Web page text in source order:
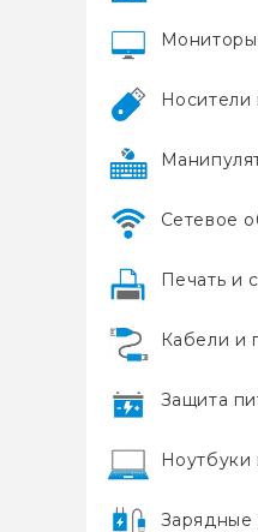
Мониторы
Сетевое
Печать и
Кабели и
Защита
Ноутбуки
Зарядные